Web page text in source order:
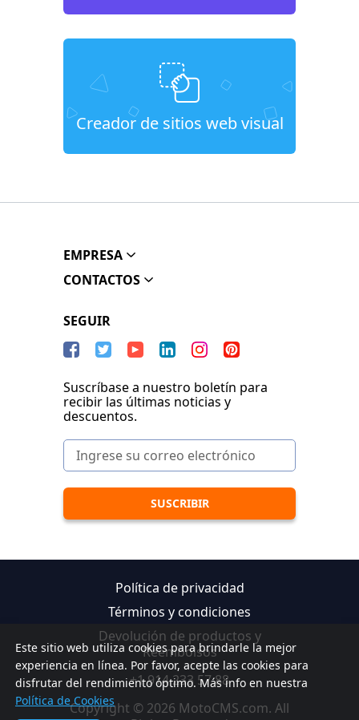
Creador de sitios web visual
Este sitio web utiliza cookies para brindarle la mejor
experiencia en línea. Por favor, acepte las cookies para
disfrutar del rendimiento óptimo. Más info en nuestra
Política de Cookies
EMPRESA
CONTACTOS
SEGUIR
Suscríbase a nuestro boletín para
recibir las últimas noticias y
descuentos.
Política de privacidad
Términos y condiciones
Devolución de productos y
Reembolsos
+1 914 233 57 88
Copyright © 2026 MotoCMS.com. All